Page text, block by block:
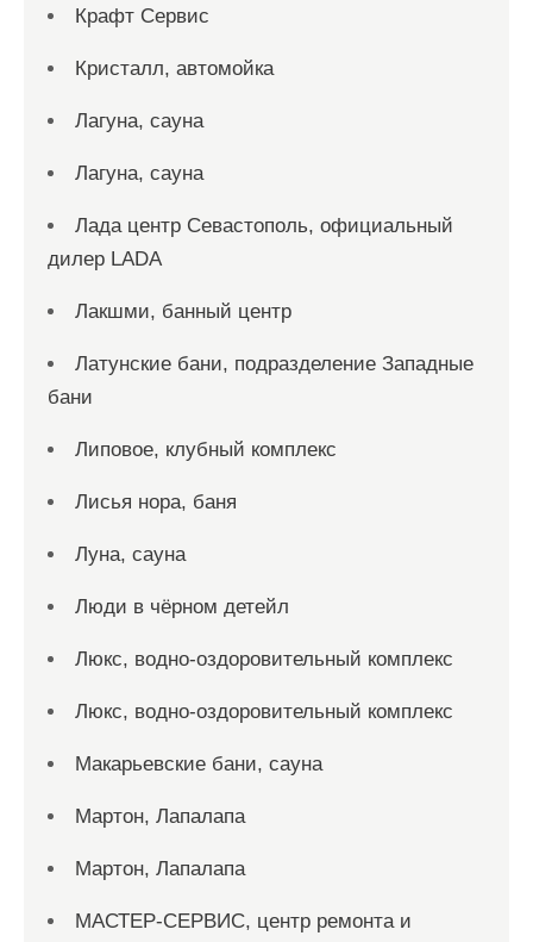
Крафт Сервис
Кристалл, автомойка
Лагуна, сауна
Лагуна, сауна
Лада центр Севастополь, официальный
дилер LADA
Лакшми, банный центр
Латунские бани, подразделение Западные
бани
Липовое, клубный комплекс
Лисья нора, баня
Луна, сауна
Люди в чёрном детейл
Люкс, водно-оздоровительный комплекс
Люкс, водно-оздоровительный комплекс
Макарьевские бани, сауна
Мартон, Лапалапа
Мартон, Лапалапа
МАСТЕР-СЕРВИС, центр ремонта и